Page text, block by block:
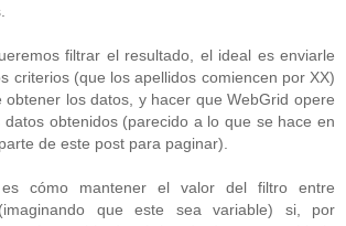
filtrar el resultado, el ideal es enviarle
criterios (que los apellidos comiencen por XX)
obtener los datos, y hacer que WebGrid opere
datos obtenidos (parecido a lo que se hace en
de este post para paginar).
cómo mantener el valor del filtro entre
que este sea variable) si, por